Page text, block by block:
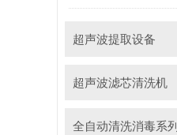
超声波提取设备
超声波滤芯清洗机
全自动清洗消毒系列